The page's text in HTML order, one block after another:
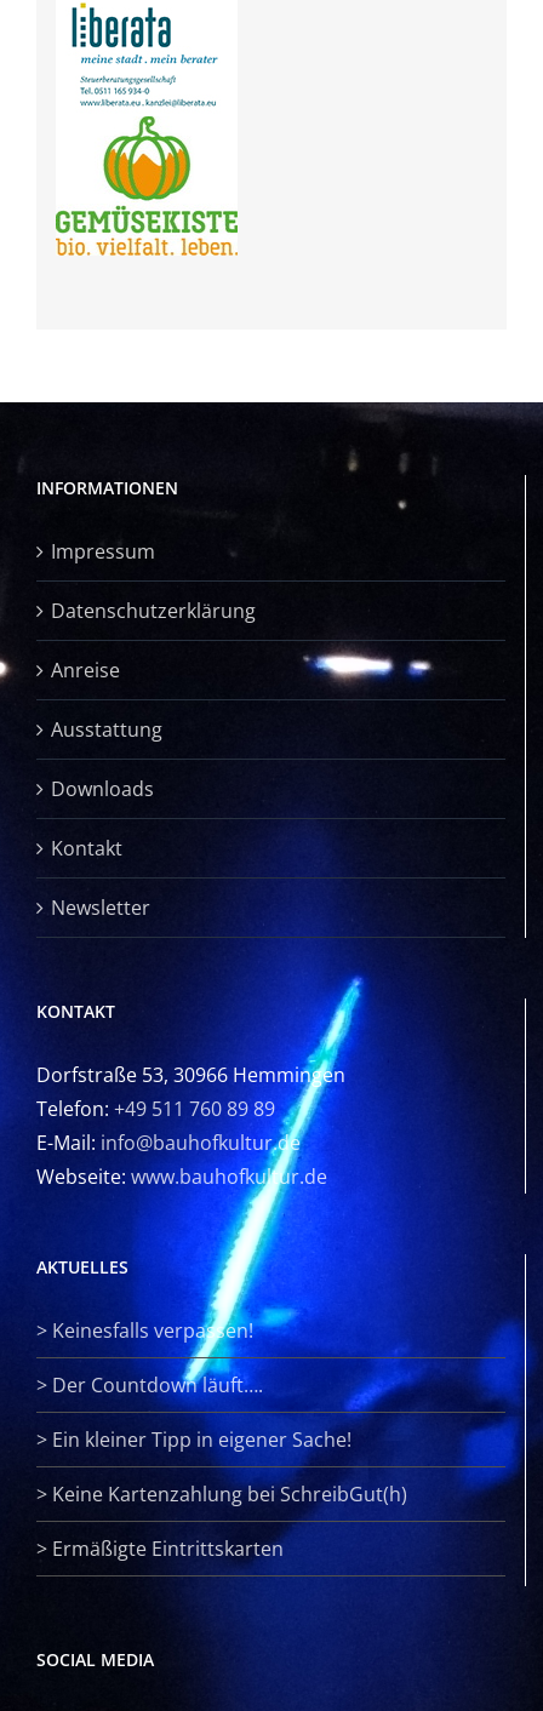
INFORMATIONEN
Impressum
Datenschutzerklärung
Anreise
Ausstattung
Downloads
Kontakt
Newsletter
KONTAKT
Dorfstraße 53, 30966 Hemmingen
Telefon: +49 511 760 89 89
E-Mail: info@bauhofkultur.de
Webseite: www.bauhofkultur.de
AKTUELLES
> Keinesfalls verpassen!
> Der Countdown läuft….
> Ein kleiner Tipp in eigener Sache!
> Keine Kartenzahlung bei SchreibGut(h)
> Ermäßigte Eintrittskarten
SOCIAL MEDIA